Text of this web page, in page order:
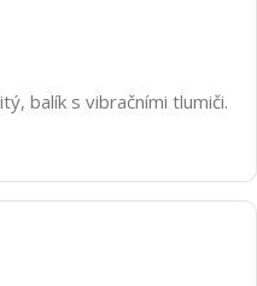
balík s vibračními tlumiči.